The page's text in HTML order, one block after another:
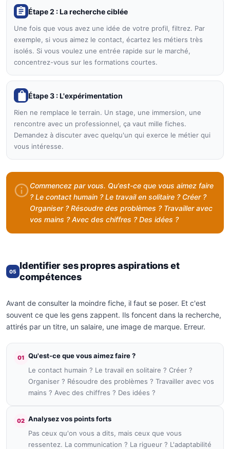
Étape 2 : La recherche ciblée
Une fois que vous avez une idée de votre profil, filtrez. Par
exemple, si vous aimez le contact, écartez les métiers très
isolés. Si vous voulez une entrée rapide sur le marché,
concentrez-vous sur les formations courtes.
Étape 3 : L'expérimentation
Rien ne remplace le terrain. Un stage, une immersion, une
rencontre avec un professionnel, ça vaut mille fiches.
Demandez à discuter avec quelqu'un qui exerce le métier qui
vous intéresse.
Commencez par vous. Qu'est-ce que vous aimez faire
? Le contact humain ? Le travail en solitaire ? Créer ?
Organiser ? Résoudre des problèmes ? Travailler avec
vos mains ? Avec des chiffres ? Des idées ?
05
Identifier ses propres aspirations et
compétences
Avant de consulter la moindre fiche, il faut se poser. Et c'est
souvent ce que les gens zappent. Ils foncent dans la recherche,
attirés par un titre, un salaire, une image de marque. Erreur.
01 Qu'est-ce que vous aimez faire ?
Le contact humain ? Le travail en solitaire ? Créer ?
Organiser ? Résoudre des problèmes ? Travailler avec vos
mains ? Avec des chiffres ? Des idées ?
02 Analysez vos points forts
Pas ceux qu'on vous a dits, mais ceux que vous
ressentez. La communication ? La rigueur ? L'adaptabilité